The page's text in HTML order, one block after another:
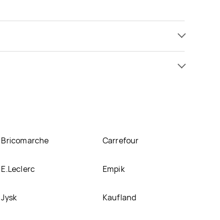
Bricomarche Carrefour
E.Leclerc Empik
Jysk Kaufland